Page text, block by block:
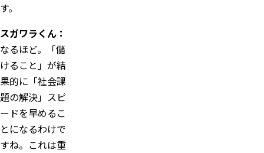
す。
スガワラくん：
なるほど。「儲
けること」が結
果的に「社会課
題の解決」スピ
ードを早めるこ
とになるわけで
すね。これは重